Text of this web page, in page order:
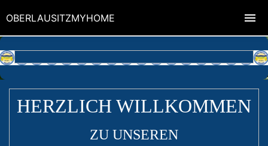
HERZLICH WILLKOMMEN
ZU UNSEREN
OBERLAUSITZMYHOME